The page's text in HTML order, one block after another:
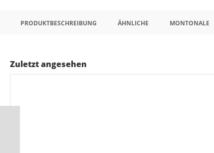
PRODUKTBESCHREIBUNG ÄHNLICHE MONTONALE
Zuletzt angesehen